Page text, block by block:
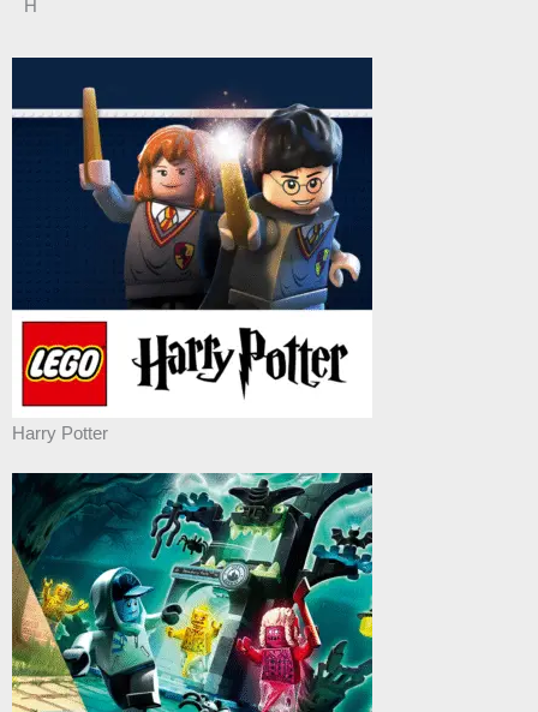
H
Harry Potter